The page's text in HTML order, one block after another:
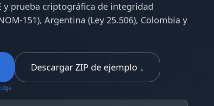
y prueba criptográfica de integridad
151), Argentina (Ley 25.506), Colombia y
Descargar ZIP de ejemplo ↓